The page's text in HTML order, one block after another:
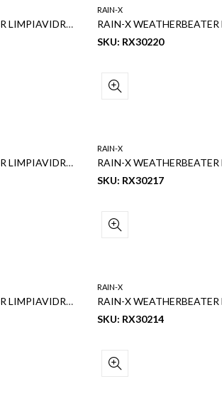
RAIN-X WEATHERBEATER LIMPIAVIDRIOS 21″
RAIN-X
SKU: RX30220
RAIN-X WEATHERBEATER LIMPIAVIDRIOS 18″
RAIN-X
SKU: RX30217
RAIN-X WEATHERBEATER LIMPIAVIDRIOS 15″
RAIN-X
SKU: RX30214